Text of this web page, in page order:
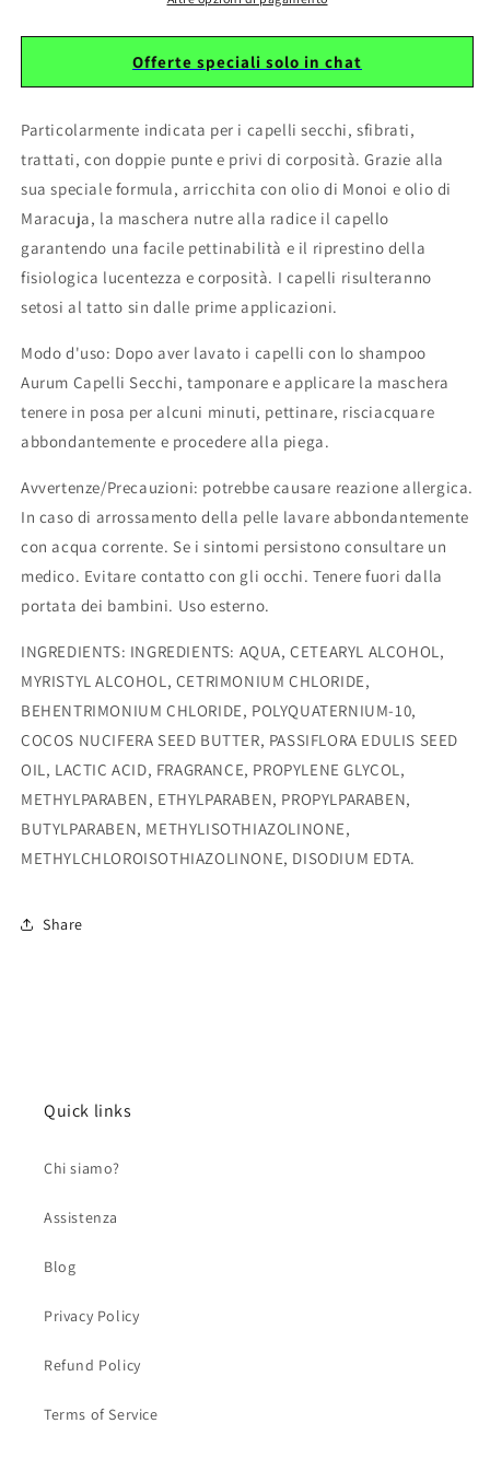
Offerte speciali solo in chat
Particolarmente indicata per i capelli secchi, sfibrati,
trattati, con doppie punte e privi di corposità. Grazie alla
sua speciale formula, arricchita con olio di Monoi e olio di
Maracuja, la maschera nutre alla radice il capello
garantendo una facile pettinabilità e il riprestino della
fisiologica lucentezza e corposità. I capelli risulteranno
setosi al tatto sin dalle prime applicazioni.
Modo d'uso: Dopo aver lavato i capelli con lo shampoo
Aurum Capelli Secchi, tamponare e applicare la maschera
tenere in posa per alcuni minuti, pettinare, risciacquare
abbondantemente e procedere alla piega.
Avvertenze/Precauzioni: potrebbe causare reazione allergica.
In caso di arrossamento della pelle lavare abbondantemente
con acqua corrente. Se i sintomi persistono consultare un
medico. Evitare contatto con gli occhi. Tenere fuori dalla
portata dei bambini. Uso esterno.
INGREDIENTS: INGREDIENTS: AQUA, CETEARYL ALCOHOL,
MYRISTYLALCOHOL, CETRIMONIUM CHLORIDE,
BEHENTRIMONIUM CHLORIDE, POLYQUATERNIUM-10,
COCOS NUCIFERA SEED BUTTER, PASSIFLORA EDULIS SEED
OIL, LACTIC ACID, FRAGRANCE, PROPYLENE GLYCOL,
METHYLPARABEN, ETHYLPARABEN, PROPYLPARABEN,
BUTYLPARABEN, METHYLISOTHIAZOLINONE,
METHYLCHLOROISOTHIAZOLINONE, DISODIUM EDTA.
Share
Quick links
Chi siamo?
Assistenza
Blog
Privacy Policy
Refund Policy
Terms of Service